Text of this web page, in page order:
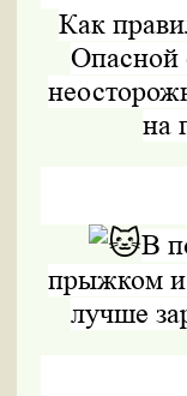
Как
Опасной
на
В
прыжком и
лучше